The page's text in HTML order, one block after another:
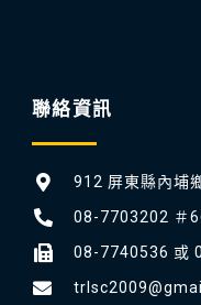
聯絡資訊
912 屏東縣內埔
08-7703202 ＃
08-7740536 或